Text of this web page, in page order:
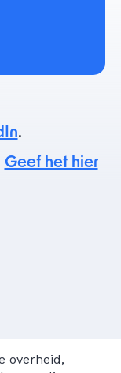
.
Geef het hier
overheid,